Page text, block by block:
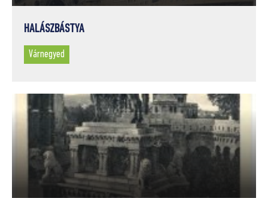
HALÁSZBÁSTYA
Várnegyed